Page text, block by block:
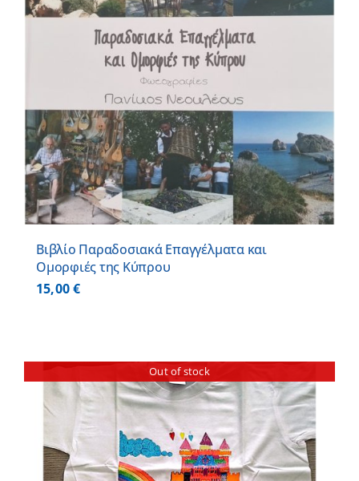
Βιβλίο Παραδοσιακά Επαγγέλματα και
Ομορφιές της Κύπρου
15,00€
Out of stock